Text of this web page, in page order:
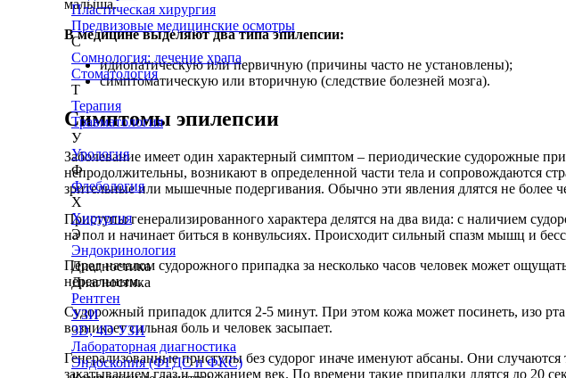
Пластическая хирургия
Предвизовые медицинские осмотры
С
Сомнология: лечение храпа
Стоматология
Т
Терапия
Травматология
У
Урология
Ф
Флебология
Х
Хирургия
Э
Эндокринология
Диагностика
Диагностика
Рентген
УЗИ
3D, 4D УЗИ
Лабораторная диагностика
Эндоскопия (ФГДС и ФКС)
малыша.
В медицине выделяют два типа эпилепсии:
идиопатическую или первичную (причины часто не установлены);
симптоматическую или вторичную (следствие болезней мозга).
Симптомы эпилепсии
Заболевание имеет один характерный симптом – периодические судорожные
непродолжительны, возникают в определенной части тела и сопровождаются
зрительные или мышечные подергивания. Обычно эти явления длятся не более
Приступы генерализированного характера делятся на два вида: с наличием
на пол и начинает биться в конвульсиях. Происходит сильный спазм мышц и
Перед началом судорожного припадка за несколько часов человек может
нереальным.
Судорожный припадок длится 2-5 минут. При этом кожа может посинеть, изо
возникает сильная боль и человек засыпает.
Генерализованные приступы без судорог иначе именуют абсаны. Они
закатыванием глаз и дрожанием век. По времени такие припадки длятся до 20